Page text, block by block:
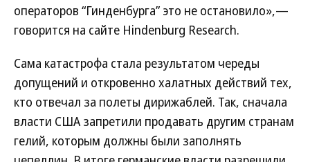
операторов “Гинденбурга” это не остановило»,—
говорится на сайте Hindenburg Research.
Сама катастрофа стала результатом череды
допущений и откровенно халатных действий тех,
кто отвечал за полеты дирижаблей. Так, сначала
власти США запретили продавать другим странам
гелий, которым должны были заполнять